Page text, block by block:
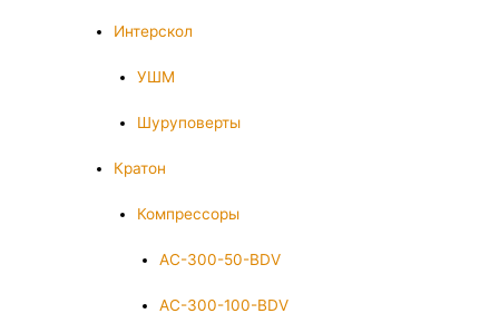
Интерскол
УШМ
Шуруповерты
Кратон
Компрессоры
AC-300-50-BDV
AC-300-100-BDV